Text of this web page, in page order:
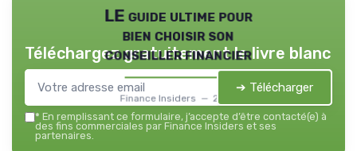
LE guide ultime pour
bien choisir son
conseiller financier
Finance Insiders — 2026
Téléchargez gratuitement le livre blanc
➔ Télécharger
* En remplissant ce formulaire, j’accepte d’être contacté(e) à
des fins commerciales par Finance Insiders et ses
partenaires.